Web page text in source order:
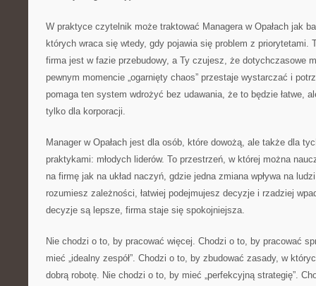
W praktyce czytelnik może traktować Managera w Opałach jak
których wraca się wtedy, gdy pojawia się problem z priorytetami.
firma jest w fazie przebudowy, a Ty czujesz, że dotychczasowe
pewnym momencie „ogarnięty chaos” przestaje wystarczać i
pomaga ten system wdrożyć bez udawania, że to będzie łatwe,
tylko dla korporacji.
Manager w Opałach jest dla osób, które dowożą, ale także dla
praktykami: młodych liderów. To przestrzeń, w której można
na firmę jak na układ naczyń, gdzie jedna zmiana wpływa na
rozumiesz zależności, łatwiej podejmujesz decyzje i rzadziej
decyzje są lepsze, firma staje się spokojniejsza.
Nie chodzi o to, by pracować więcej. Chodzi o to, by pracować
mieć „idealny zespół”. Chodzi o to, by zbudować zasady, w
dobrą robotę. Nie chodzi o to, by mieć „perfekcyjną strategię”.